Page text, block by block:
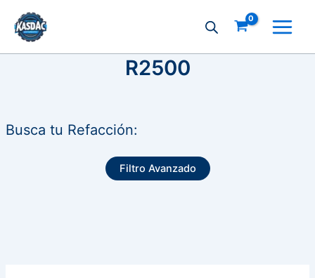
contenido
R2500
Busca tu Refacción:
Filtro Avanzado